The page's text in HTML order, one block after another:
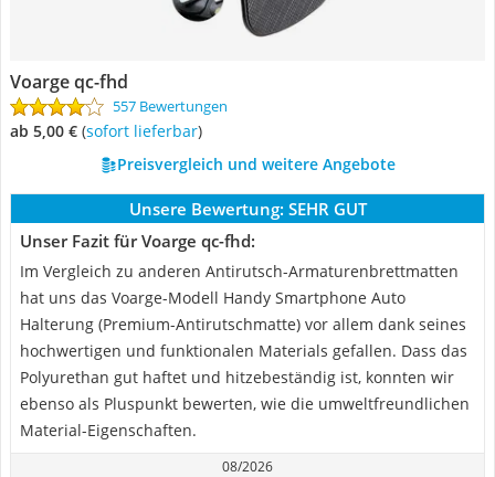
Voarge qc-fhd
557 Bewertungen
ab 5,00 € ( Sofort lieferbar)
Preisvergleich und weitere Angebote
Unsere Bewertung: SEHR GUT
Unser Fazit für Voarge qc-fhd:
Im Vergleich zu anderen Antirutsch-Armaturenbrettmatten
hat uns das Voarge-Modell Handy Smartphone Auto
Halterung (Premium-Antirutschmatte) vor allem dank seines
hochwertigen und funktionalen Materials gefallen. Dass das
Polyurethan gut haftet und hitzebeständig ist, konnten wir
ebenso als Pluspunkt bewerten, wie die umweltfreundlichen
Material-Eigenschaften.
08/2026